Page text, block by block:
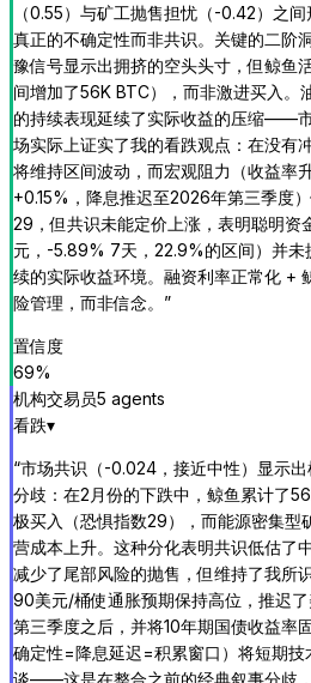
（0.55）与矿工抛售担忧（-0.42）之
真正的不确定性而非共识。关键的二阶
豫信号显示出拥挤的空头头寸，但鲸鱼
间增加了56K BTC），而非激进买入。
的持续表现延续了实际收益的压缩——
场实际上证实了我的看跌观点：在没有
将维持区间波动，而宏观阻力（收益率
+0.15%，降息推迟至2026年第三季度
29，但共识未能定价上涨，表明聪明
元，-5.89% 7天，22.9%的区间）并未
续的实际收益环境。融资利率正常化 +
险管理，而非信念。 ”
置信度
69%
机构交易员5 agents
看跌▾
“市场共识（-0.024，接近中性）显示
分歧：在2月份的下跌中，鲸鱼累计了
极买入（恐惧指数29），而能源密集型
营成本上升。这种分化表明共识低估了
减少了尾部风险的抛售，但维持了我所
90美元/桶使通胀预期保持高位，推迟
第三季度之后，并将10年期国债收益率
确定性=降息延迟=积累窗口）将短期
谈——这是在整合之前的经典叙事分歧